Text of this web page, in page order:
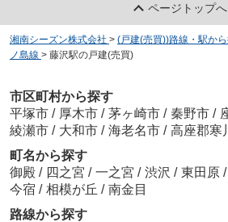
ページトップへ
湘南シーズン株式会社 > (戸建(売買))路線・駅か
ノ島線 > 藤沢駅の戸建(売買)
市区町村から探す
平塚市 / 厚木市 / 茅ヶ崎市 / 秦野市 /
綾瀬市 / 大和市 / 海老名市 / 高座郡寒
町名から探す
御殿 / 四之宮 / 一之宮 / 渋沢 / 東田原 /
今宿 / 相模が丘 / 南金目
路線から探す